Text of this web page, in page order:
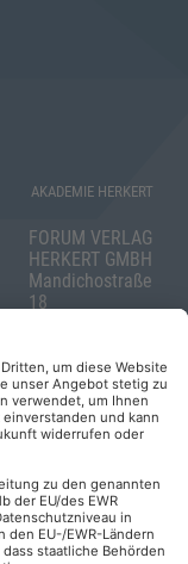
AKADEMIE HERKERT
FORUM VERLAG
HERKERT GMBH
Mandichostraße
18
Telefon: +49
(0)8233 381-123
Telefax: +49
(0)8233 381-222
E-Mail:
herkert.de
Zahlung per
Rechnung